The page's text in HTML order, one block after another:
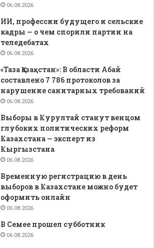
06.08.2026
ИИ, профессии будущего и сельские
кадры — о чем спорили партии на
теледебатах
06.08.2026
«Таза Қазақстан»: В области Абай
составлено 7 786 протоколов за
нарушение санитарных требований
06.08.2026
Выборы в Курултай станут венцом
глубоких политических реформ
Казахстана — эксперт из
Кыргызстана
06.08.2026
Временную регистрацию в день
выборов в Казахстане можно будет
оформить онлайн
06.08.2026
В Семее прошел субботник
06.08.2026